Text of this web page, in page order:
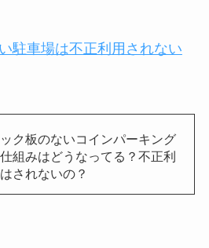
駐車場は不正利用されない
ク板のないコインパーキング
組みはどうなってる？不正利
されないの？